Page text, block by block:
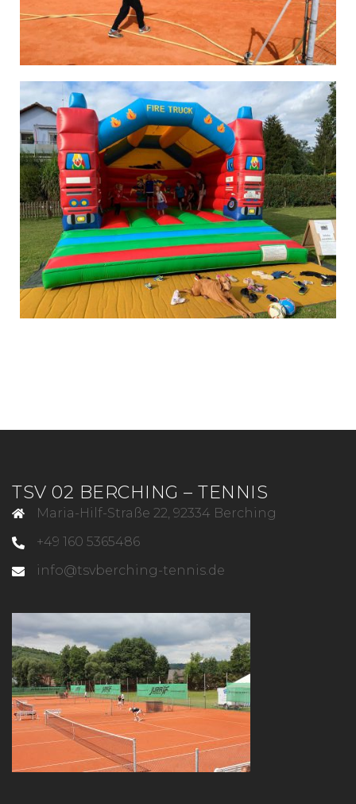
TSV 02 BERCHING – TENNIS
Maria-Hilf-Straße 22, 92334 Berching
+49 160 5365486
info@tsvberching-tennis.de